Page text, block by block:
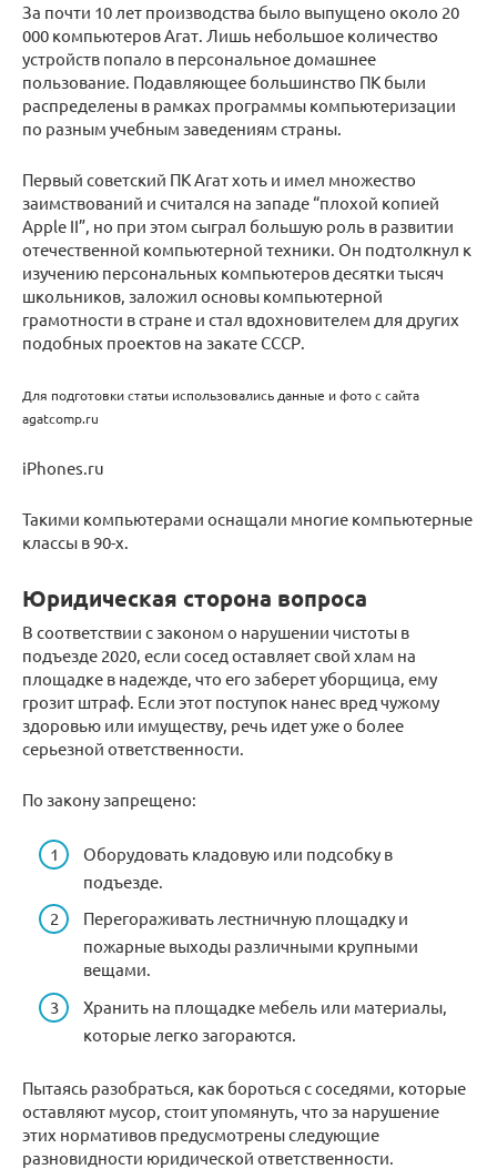
За почти 10 лет производства было выпущено около 20
000 компьютеров Агат. Лишь небольшое количество
устройств попало в персональное домашнее
пользование. Подавляющее большинство ПК были
распределены в рамках программы компьютеризации
по разным учебным заведениям страны.
Первый советский ПК Агат хоть и имел множество
заимствований и считался на западе “плохой копией
Apple II”, но при этом сыграл большую роль в развитии
отечественной компьютерной техники. Он подтолкнул к
изучению персональных компьютеров десятки тысяч
школьников, заложил основы компьютерной
грамотности в стране и стал вдохновителем для других
подобных проектов на закате СССР.
Для подготовки статьи использовались данные и фото с сайта
agatcomp.ru
iPhones.ru
Такими компьютерами оснащали многие компьютерные
классы в 90-х.
Юридическая сторона вопроса
В соответствии с законом о нарушении чистоты в
подъезде 2020, если сосед оставляет свой хлам на
площадке в надежде, что его заберет уборщица, ему
грозит штраф. Если этот поступок нанес вред чужому
здоровью или имуществу, речь идет уже о более
серьезной ответственности.
По закону запрещено:
Оборудовать кладовую или подсобку в
подъезде.
Перегораживать лестничную площадку и
пожарные выходы различными крупными
вещами.
Хранить на площадке мебель или материалы,
которые легко загораются.
Пытаясь разобраться, как бороться с соседями, которые
оставляют мусор, стоит упомянуть, что за нарушение
этих нормативов предусмотрены следующие
разновидности юридической ответственности.